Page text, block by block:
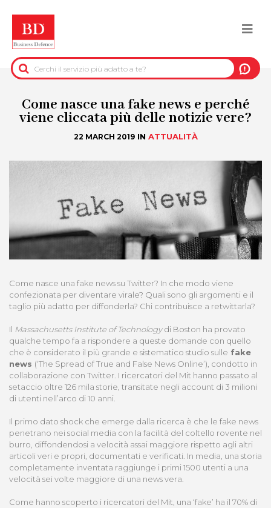
contenuto
principale
BACK
INFORMAZIONI PRE-CONTRATTUALI
INFORMAZIONI PER IL RECUPERO DEL
CREDITO
DATI UFFICIALI
DUE DILIGENCE
Come nasce una fake news e perché
viene cliccata più delle notizie vere?
22 MARCH 2019IN ATTUALITÀ
Come nasce una fake news su Twitter? In che modo viene
confezionata per diventare virale? Quali sono gli argomenti e il
taglio più adatto per diffonderla? Chi contribuisce a retwittarla?
Il Massachusetts Institute of Technologydi Boston ha provato
qualche tempo fa a rispondere a queste domande con quello
che è considerato il più grande e sistematico studio sulle fake
news (‘The Spread of True and False News Online’), condotto in
collaborazione con Twitter. I ricercatori del Mit hanno passato al
setaccio oltre 126 mila storie, transitate negli account di 3 milioni
di utenti nell’arco di 10 anni.
Il primo dato shock che emerge dalla ricerca è che le fake news
penetrano nei social media con la facilità del coltello rovente nel
burro, diffondendosi a velocità assai maggiore rispetto agli altri
articoli veri e propri, documentati e verificati. In media, una storia
completamente inventata raggiunge i primi 1500 utenti a una
velocità sei volte maggiore di una news vera.
Come hanno scoperto i ricercatori del Mit, una ‘fake’ ha il 70% di